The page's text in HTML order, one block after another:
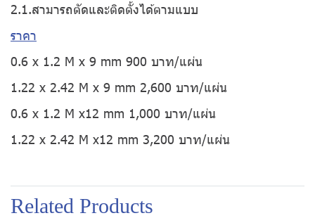
2.1.สามารถตัดและติดตั้งได้ตามแบบ
ราคา
0.6 x 1.2 M x 9 mm 900 บาท/แผ่น
1.22 x 2.42 M x 9 mm 2,600 บาท/แผ่น
0.6 x 1.2 M x12 mm 1,000 บาท/แผ่น
1.22 x 2.42 M x12 mm 3,200 บาท/แผ่น
Related Products